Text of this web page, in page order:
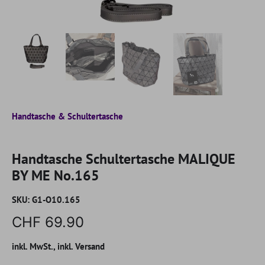
Handtasche & Schultertasche
Handtasche Schultertasche MALIQUE
BY ME No.165
SKU: G1-O10.165
CHF 69.90
inkl. MwSt., inkl. Versand